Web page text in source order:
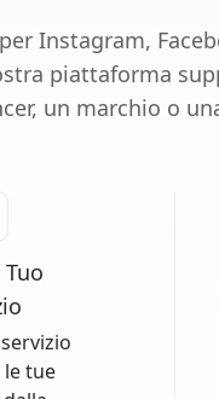
Instagram,
piattaforma
un marchio o
le tue